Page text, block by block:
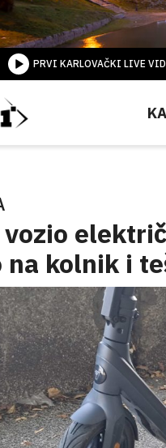
PRVI KARLOVAČKI LIVE
na kolnik i